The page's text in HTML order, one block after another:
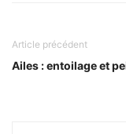
Article précédent
Ailes : entoilage et